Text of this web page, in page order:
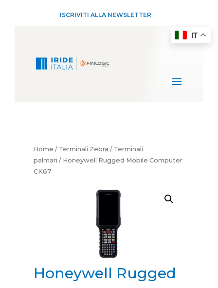
ISCRIVITI ALLA NEWSLETTER
Home / Terminali Zebra / Terminali
palmari / Honeywell Rugged Mobile Computer
CK67
Honeywell Rugged
IT